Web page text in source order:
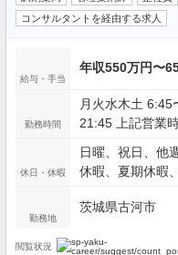
コンサルタントを経由する求人
給与・手当
年収550万円〜
勤務時間
月火水木土
21:45 上記営業
休日・休暇
日曜、祝日、他
休暇、夏期休暇
勤務地
茨城県古河市
閲覧状況